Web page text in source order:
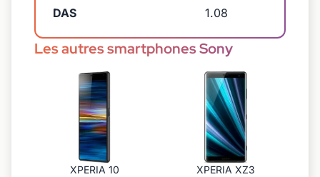
DAS 1.08
Les autres smartphones Sony
XPERIA 10 XPERIA XZ3